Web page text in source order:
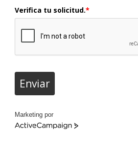
Verifica tu solicitud.*
Enviar
Marketing por
ActiveCampaign